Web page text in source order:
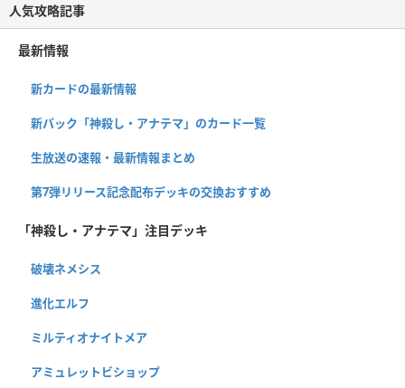
人気攻略記事
最新情報
新カードの最新情報
新パック「神殺し・アナテマ」のカード一覧
生放送の速報・最新情報まとめ
第7弾リリース記念配布デッキの交換おすすめ
「神殺し・アナテマ」注目デッキ
破壊ネメシス
進化エルフ
ミルティオナイトメア
アミュレットビショップ